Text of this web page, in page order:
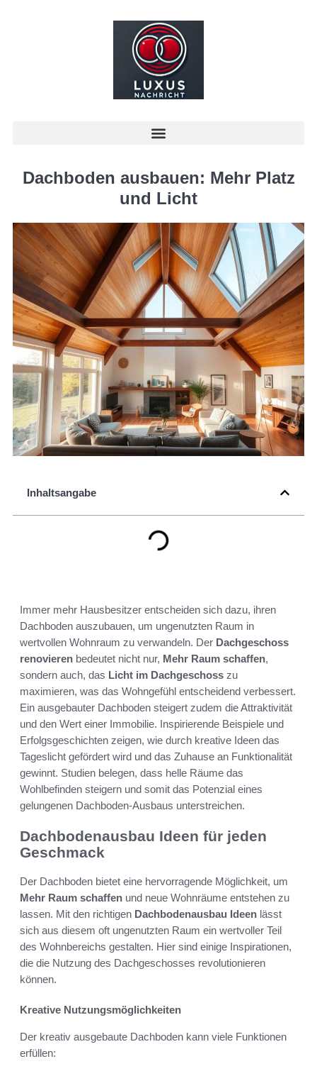
Dachboden ausbauen: Mehr Platz
und Licht
Inhaltsangabe
Immer mehr Hausbesitzer entscheiden sich dazu, ihren
Dachboden auszubauen, um ungenutzten Raum in
wertvollen Wohnraum zu verwandeln. Der Dachgeschoss
renovieren bedeutet nicht nur, Mehr Raum schaffen,
sondern auch, das Licht im Dachgeschoss zu
maximieren, was das Wohngefühl entscheidend verbessert.
Ein ausgebauter Dachboden steigert zudem die Attraktivität
und den Wert einer Immobilie. Inspirierende Beispiele und
Erfolgsgeschichten zeigen, wie durch kreative Ideen das
Tageslicht gefördert wird und das Zuhause an Funktionalität
gewinnt. Studien belegen, dass helle Räume das
Wohlbefinden steigern und somit das Potenzial eines
gelungenen Dachboden-Ausbaus unterstreichen.
Dachbodenausbau Ideen für jeden
Geschmack
Der Dachboden bietet eine hervorragende Möglichkeit, um
Mehr Raum schaffen und neue Wohnräume entstehen zu
lassen. Mit den richtigen Dachbodenausbau Ideen lässt
sich aus diesem oft ungenutzten Raum ein wertvoller Teil
des Wohnbereichs gestalten. Hier sind einige Inspirationen,
die die Nutzung des Dachgeschosses revolutionieren
können.
Kreative Nutzungsmöglichkeiten
Der kreativ ausgebaute Dachboden kann viele Funktionen
erfüllen: